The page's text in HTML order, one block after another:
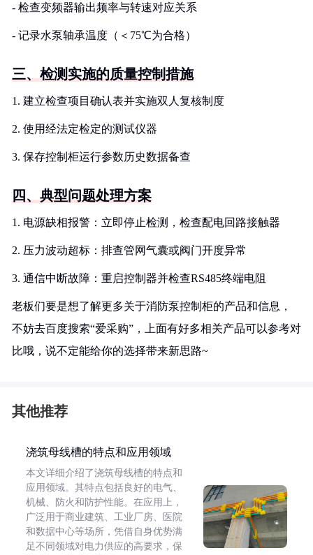
- 检查变频器输出频率与转速对应关系
- 记录水泵轴承温度（＜75℃为合格）
三、检测实施的质量控制措施
1. 建立检查项目确认表并实施双人复核制度
2. 使用经法定检定的测试仪器
3. 保存控制柜运行参数历史数据备查
四、典型问题处理方案
1. 电源缺相报警：立即停止检测，检查配电回路接触器
2. 压力波动超标：排查管网气囊或阀门开度异常
3. 通信中断故障：重启控制器并检查RS485终端电阻
老板们要是想了解更多关于消防泵控制柜的产品和信息，
不妨去百度搜索“爱采购”，上面有好多相关产品可以参考对
比哦，说不定能给你的选择带来新思路~
其他推荐
浇筑母线槽的特点和应用领域
本文详细介绍了浇筑母线槽的特点和
应用领域。其特点包括良好的电气、
机械、防火和防护性能。在应用上，
广泛用于商业建筑、工业厂房、医院
和数据中心等场所，凭借自身优势满
足不同领域对电力供应的高要求，保